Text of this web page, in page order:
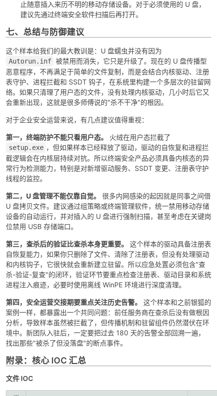
止随意插入来历不明的移动存储设备。对于必须使用的 U 盘，
建议先通过终端安全软件扫描后再打开。
七、总结与防御建议
这个样本给我们的最大教训是：U 盘蠕虫并没有因为
Autorun.inf 被禁用而消失，它只是升级了。现在的 U 盘传播型
恶意程序，不再满足于简单的文件复制，而是会结合内核驱动、注册
表守护、进程拦截和 SSDT 钩子，在系统里构建一个多层次的驻留网
络。如果只清理了用户态的文件，没有处理内核驱动，几小时后它又
会重新出现，这就是很多师傅说的"杀不干净"的根因。
对于企业安全运营来说，有几点建议值得重视：
第一，终端防护不能只看用户态。 火绒在用户态拦截了
setup.exe ，但如果样本已经释放了驱动，驱动的自恢复和进程拦
截逻辑会在内核层持续对抗。所以终端安全产品必须具备内核态的异
常行为检测能力，特别是对新增驱动服务、SSDT 变更、注册表守护
线程的监控。
第二，U 盘管理不能仅靠自觉。
很多内网感染的起因就是同事之间借
U 盘拷贝文件。建议通过组策略或终端管理软件，统一禁用移动存储
设备的自动运行，并对插入的 U 盘进行强制扫描，甚至考虑在关键岗
位禁用 USB 存储端口。
第三，查杀后的验证比查杀本身更重要。
这个样本的驱动具备注册表
自恢复能力，如果你只删除了文件、清除了注册表，但没有处理驱动
和内核钩子，它很快就会重新建立驻留。所以应急处置必须包含"查
杀-验证-复查"的闭环，验证环节要重点检查注册表、驱动目录和系统
进程注入痕迹，必要时使用离线 WinPE 环境进行深度清理。
第四，安全运营交接期要重点关注历史告警。
这个样本和之前银狐的
案例一样，都暴露出一个共同问题：前任服务商在查杀后没有做根因
分析，导致样本虽然被拦截了，但传播机制和驻留组件仍然潜伏在环
境中。新团队入驻后，一定要把过去 180 天的告警全部回溯一遍，
找出那些"被杀了但没落盘"的断点事件。
附录：核心 IOC 汇总
文件 IOC